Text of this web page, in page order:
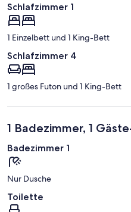
Schlafzimmer 1
1 Einzelbett und 1 King-Bett
Schlafzimmer 4
1 großes Futon und 1 King-Bett
1 Badezimmer, 1
Badezimmer 1
Nur Dusche
Toilette